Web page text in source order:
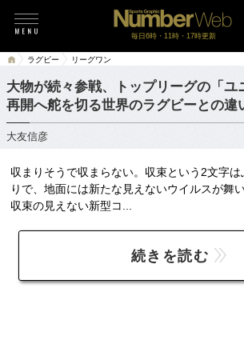
毎日6時・11時・17時更新
ラグビー リーグワン
大物が続々参戦、トップリーグの「ユ
再開へ舵を切る世界のラグビーとの違
大友信彦
収まりそうで収まらない。収束という2文字
りで、地面には新たな見えないウイルスが舞
収束の見えない新型コ...
続きを読む